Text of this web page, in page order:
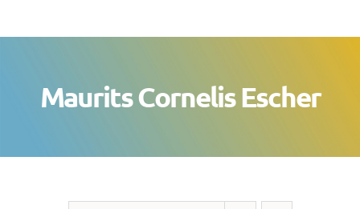
Maurits Cornelis Escher